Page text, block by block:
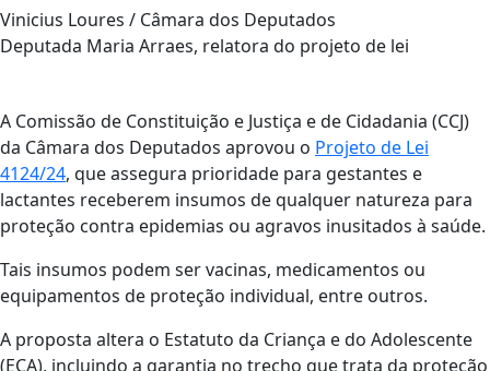
Vinicius Loures / Câmara dos Deputados
Deputada Maria Arraes, relatora do projeto de lei
A Comissão de Constituição e Justiça e de Cidadania (CCJ)
da Câmara dos Deputados aprovou o Projeto de Lei
4124/24, que assegura prioridade para gestantes e
lactantes receberem insumos de qualquer natureza para
proteção contra epidemias ou agravos inusitados à saúde.
Tais insumos podem ser vacinas, medicamentos ou
equipamentos de proteção individual, entre outros.
A proposta altera o Estatuto da Criança e do Adolescente
(ECA), incluindo a garantia no trecho que trata da proteção